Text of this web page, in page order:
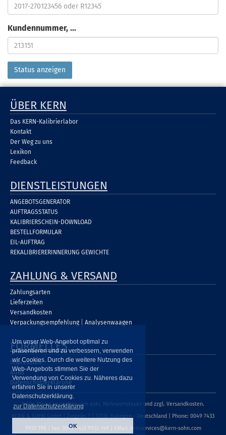
Um unser Web-Angebot optimal zu
präsentieren und zu verbessern, verwenden
wir Cookies. Durch die weitere Nutzung des
Web-Angebots stimmen Sie der
Verwendung von Cookies zu. Näheres dazu
erfahren Sie in unserer
Datenschutzerklärung.
zur Datenschutzerklärung
OK
Kundennummer, ...
ÜBER KERN
Das KERN-Kalibrierlabor
Kontakt
Der Weg zu uns
Lexikon
Feedback
DIENSTLEISTUNGEN
ANGEBOTSGENERATOR
AUFTRAGSSTATUS
KALIBRIERSCHEIN-DOWNLOAD
BESTELLFORMULAR
EIL-AUFTRAG
REKALIBRIERERINNERUNG GEWICHTE
ZAHLUNG & VERSAND
Zahlungsarten
Lieferzeiten
Versandkosten
Verpackungsempfehlung
Analysenwaagen
FORMELLES
Impressum
AGBs
Datenschutzerklärung
* Alle Preise verstehen sich exkl. Mehrwertsteuer und zzgl. Versandkosten.
KERN & SOHN GmbH | Ziegelei 1 | 72336 Balingen - Deutschland | Phone: 0049 7433
9933 196 | Fax: 0049 7433 9933 149 | EMail: testservices@kern-sohn.com